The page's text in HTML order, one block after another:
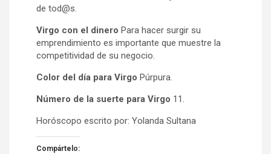
de tod@s.
Virgo con el dinero Para hacer surgir su
emprendimiento es importante que muestre la
competitividad de su negocio.
Color del día para Virgo Púrpura.
Número de la suerte para Virgo 11.
Horóscopo escrito por: Yolanda Sultana
Compártelo: